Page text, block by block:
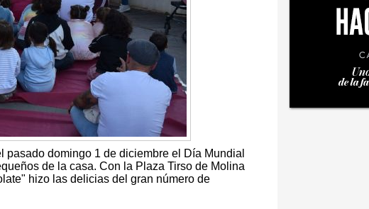
domingo 1 de diciembre el Día Mundial
de la casa. Con la Plaza Tirso de Molina
hizo las delicias del gran número de